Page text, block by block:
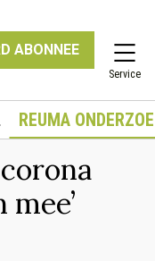
ABONNEE
Service
REUMA